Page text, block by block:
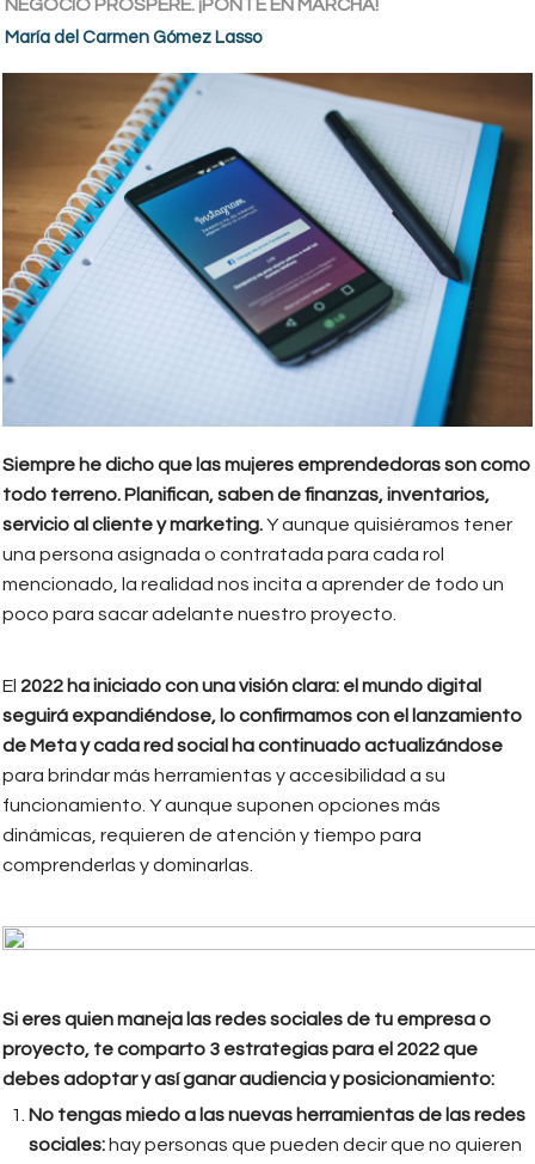
NEGOCIO PROSPERE. ¡PONTE EN MARCHA!
María del Carmen Gómez Lasso
Siempre he dicho que las mujeres emprendedoras son como
todo terreno. Planifican, saben de finanzas, inventarios,
servicio al cliente y marketing.Y aunque quisiéramos tener
una persona asignada o contratada para cada rol
mencionado, la realidad nos incita a aprender de todo un
poco para sacar adelante nuestro proyecto.
El 2022 ha iniciado con una visión clara: el mundo digital
seguirá expandiéndose, lo confirmamos con el lanzamiento
de Meta y cada red social ha continuado actualizándose
para brindar más herramientas y accesibilidad a su
funcionamiento. Y aunque suponen opciones más
dinámicas, requieren de atención y tiempo para
comprenderlas y dominarlas.
Si eres quien maneja las redes sociales de tu empresa o
proyecto, te comparto 3 estrategias para el 2022 que
debes adoptar y así ganar audiencia y posicionamiento:
No tengas miedo a las nuevas herramientas de las redes
sociales: hay personas que pueden decir que no quieren